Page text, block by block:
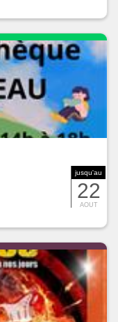
jusqu'au
22
AOUT